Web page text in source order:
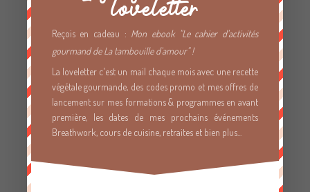
Breathwork en ligne 🪄
Jeu 29/01/26
20h-22h
Séance en ligne – ouverte à toustes !
25€
S'inscrire
loveletter
Reçois en cadeau : Mon ebook "Le cahier d'activités
gourmand de La tambouille d'amour" !
La loveletter c'est un mail chaque mois avec une recette
végétale gourmande, des codes promo et mes offres de
lancement sur mes formations & programmes en avant
première, les dates de mes prochains événements
Breathwork, cours de cuisine, retraites et bien plus...